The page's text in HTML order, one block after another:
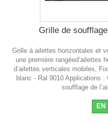
Grille de
Grille à ailettes horizontales et
une première rangéed’ailettes
d’ailettes verticales mobiles,
blanc - Ral 9010 Applications
soufflage de
EN